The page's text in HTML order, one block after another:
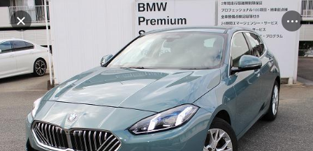
設定中 508台
車を探す
中古車検索
販売店検索
エリア別最新ニュース
アカウント
ログイン
マイアカウント
アフターサービス
アフターサービス
企業情報
マイリストに追加
電話で問い合わせ
品質評価書を見る
キャンセル
ヤナセバイエルンモーターズ(株) BMW
Premium Selection福岡
販売店情報